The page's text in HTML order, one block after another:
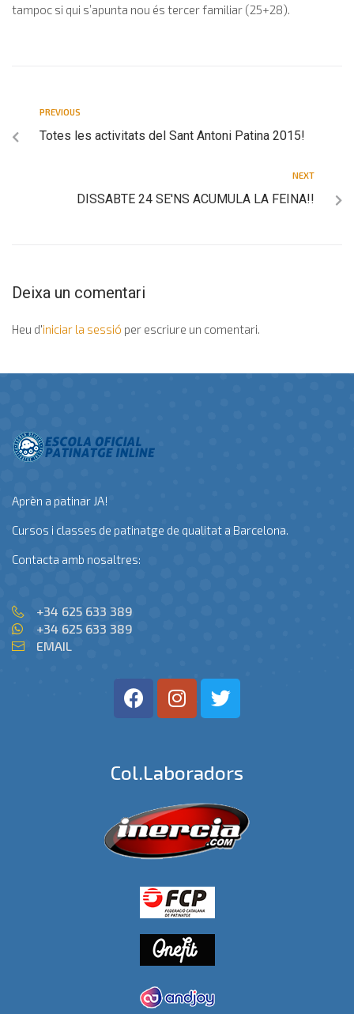
tampoc si qui s’apunta nou és tercer familiar (25+28).
PREVIOUS
Totes les activitats del Sant Antoni Patina 2015!
NEXT
DISSABTE 24 SE'NS ACUMULA LA FEINA!!
Deixa un comentari
Heu d'iniciar la sessió per escriure un comentari.
Aprèn a patinar JA!
Cursos i classes de patinatge de qualitat a Barcelona.
Contacta amb nosaltres:
+34 625 633 389
+34 625 633 389
EMAIL
Col.laboradors